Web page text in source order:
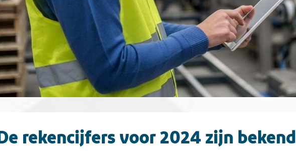
De rekencijfers voor 2024 zijn bekend